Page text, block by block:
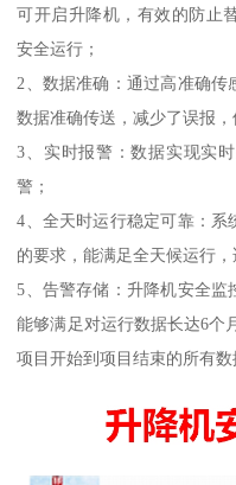
可开启升降机，有效的防止
安全运行；
2、数据准确：通过高准确
数据准确传送，减少了误报
3、实时报警：数据实现实
警；
4、全天时运行稳定可靠：系
的要求，能满足全天候运行
5、告警存储：升降机安全监
能够满足对运行数据长达6个
项目开始到项目结束的所有数